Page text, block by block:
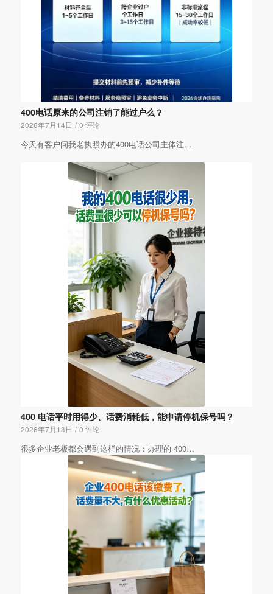
400电话原来的公司注销了能过户么？
2026年7月14日 / 0 评论
今天有客户问我老执照办的400电话公司主体注…
400 电话平时用得少、话费消耗低，能申请停机保号吗？
2026年7月13日 / 0 评论
很多企业老板都会遇到这样的情况：办理的 400…